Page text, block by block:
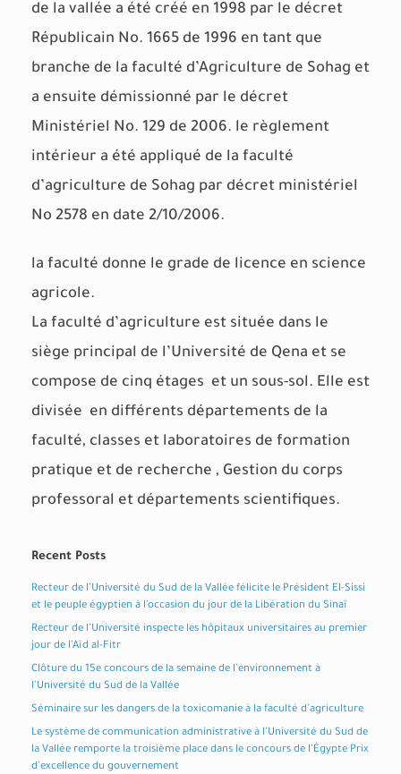
de la vallée a été créé en 1998 par le décret
Républicain No. 1665 de 1996 en tant que
branche de la faculté d’Agriculture de Sohag et
a ensuite démissionné par le décret
Ministériel No. 129 de 2006. le règlement
intérieur a été appliqué de la faculté
d’agriculture de Sohag par décret ministériel
No 2578 en date 2/10/2006.
la faculté donne le grade de licence en science
agricole.
La faculté d’agriculture est située dans le
siège principal de l’Université de Qena et se
compose de cinq étages et un sous-sol. Elle est
divisée en différents départements de la
faculté, classes et laboratoires de formation
pratique et de recherche , Gestion du corps
professoral et départements scientifiques.
Recent Posts
Recteur de l’Université du Sud de la Vallée félicite le Président El-Sissi
et le peuple égyptien à l’occasion du jour de la Libération du Sinaï
Recteur de l’Université inspecte les hôpitaux universitaires au premier
jour de l’Aïd al-Fitr
Clôture du 15e concours de la semaine de l’environnement à
l’Université du Sud de la Vallée
Séminaire sur les dangers de la toxicomanie à la faculté d’agriculture
Le système de communication administrative à l’Université du Sud de
la Vallée remporte la troisième place dans le concours de l’Égypte Prix
d’excellence du gouvernement